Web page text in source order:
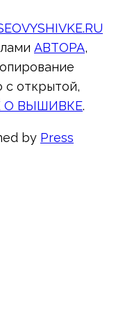
АВТОРА,
с открытой,
О ВЫШИВКЕ.
by Press